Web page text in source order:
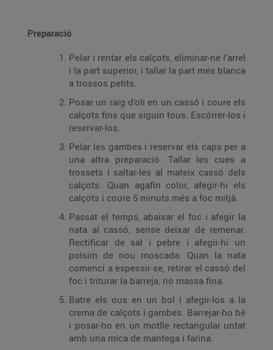
Preparació
Pelar i rentar els calçots, eliminar-ne l’arrel
i la part superior, i tallar la part més blanca
a trossos petits.
Posar un raig d’oli en un cassó i coure els
calçots fins que siguin tous. Escórrer-los i
reservar-los.
Pelar les gambes i reservar els caps per a
una altra preparació. Tallar les cues a
trossets i saltar-les al mateix cassó dels
calçots. Quan agafin color, afegir-hi els
calçots i coure 5 minuts més a foc mitjà.
Passat el temps, abaixar el foc i afegir la
nata al cassó, sense deixar de remenar.
Rectificar de sal i pebre i afegir-hi un
polsim de nou moscada. Quan la nata
comenci a espessir-se, retirar el cassó del
foc i triturar la barreja, no massa fina.
Batre els ous en un bol i afegir-los a la
crema de calçots i gambes. Barrejar-ho bé
i posar-ho en un motlle rectangular untat
amb una mica de mantega i farina.